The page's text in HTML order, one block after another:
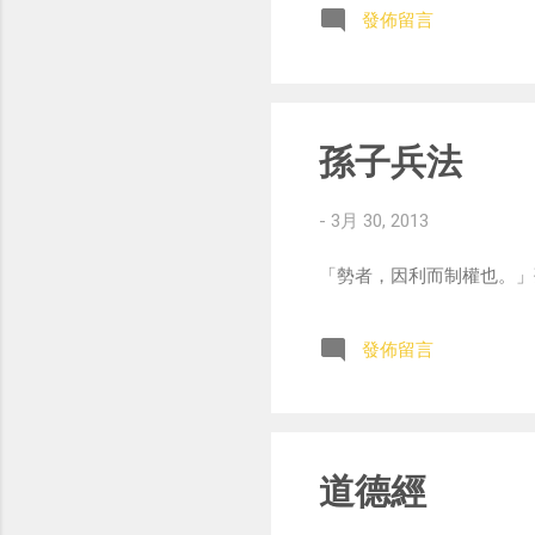
發佈留言
孫子兵法
- 3月 30, 2013
「勢者，因利而制權也。
發佈留言
道德經